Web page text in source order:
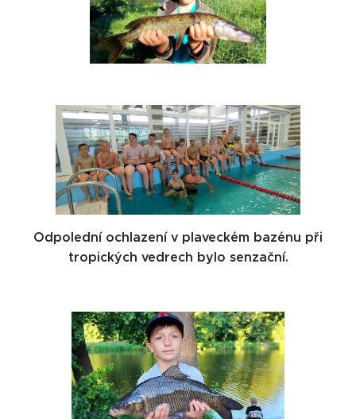
Odpolední ochlazení v plaveckém bazénu při
tropických vedrech bylo senzační.